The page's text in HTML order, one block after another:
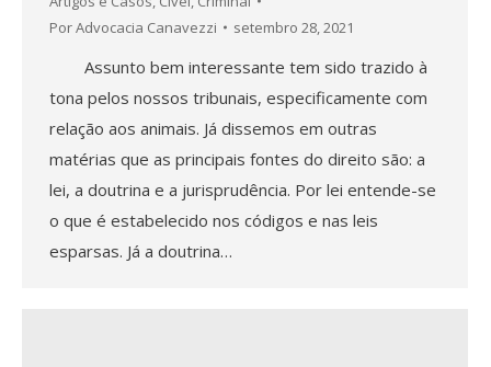
PorAdvocacia Canavezzi setembro 28, 2021
Assunto bem interessante tem sido trazido à
tona pelos nossos tribunais, especificamente com
relação aos animais. Já dissemos em outras
matérias que as principais fontes do direito são: a
lei, a doutrina e a jurisprudência. Por lei entende-se
o que é estabelecido nos códigos e nas leis
esparsas. Já a doutrina…